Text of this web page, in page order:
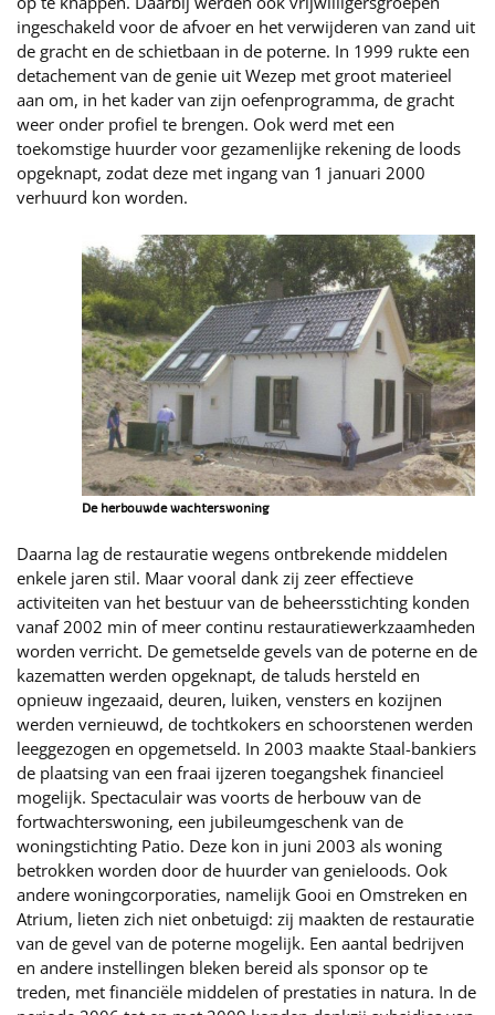
ingeschakeld voor de afvoer en het verwijderen van zand uit
de gracht en de schietbaan in de poterne. In 1999 rukte een
detachement van de genie uit Wezep met groot materieel
aan om, in het kader van zijn oefenprogramma, de gracht
weer onder profiel te brengen. Ook werd met een
toekomstige huurder voor gezamenlijke rekening de loods
opgeknapt, zodat deze met ingang van 1 januari 2000
verhuurd kon worden.
De herbouwde wachterswoning
Daarna lag de restauratie wegens ontbrekende middelen
enkele jaren stil. Maar vooral dank zij zeer effectieve
activiteiten van het bestuur van de beheersstichting konden
vanaf 2002 min of meer continu restauratiewerkzaamheden
worden verricht. De gemetselde gevels van de poterne en de
kazematten werden opgeknapt, de taluds hersteld en
opnieuw ingezaaid, deuren, luiken, vensters en kozijnen
werden vernieuwd, de tochtkokers en schoorstenen werden
leeggezogen en opgemetseld. In 2003 maakte Staal-bankiers
de plaatsing van een fraai ijzeren toegangshek financieel
mogelijk. Spectaculair was voorts de herbouw van de
fortwachterswoning, een jubileumgeschenk van de
woningstichting Patio. Deze kon in juni 2003 als woning
betrokken worden door de huurder van genieloods. Ook
andere woningcorporaties, namelijk Gooi en Omstreken en
Atrium, lieten zich niet onbetuigd: zij maakten de restauratie
van de gevel van de poterne mogelijk. Een aantal bedrijven
en andere instellingen bleken bereid als sponsor op te
treden, met financiële middelen of prestaties in natura. In de